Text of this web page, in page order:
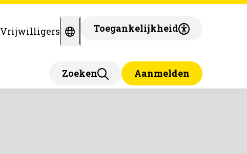
Vrijwilligers Toegankelijkheid
Zoeken Aanmelden